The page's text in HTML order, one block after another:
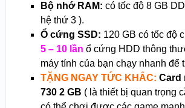
Bộ nhớ RAM: có tốc độ 8 GB
hệ thứ 3 ).
Ổ cứng SSD: 120 GB có tốc độ
5 – 10 lần ổ cứng HDD thông
máy tính của bạn chạy nhanh để
TẶNG NGAY TỨC KHẮC: Card
730 2 GB ( là thiết bị quan trọng